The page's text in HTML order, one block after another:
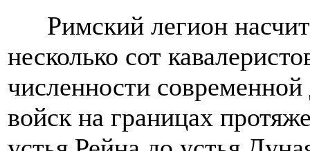
Римский легион
несколько сот
численности
войск на границах